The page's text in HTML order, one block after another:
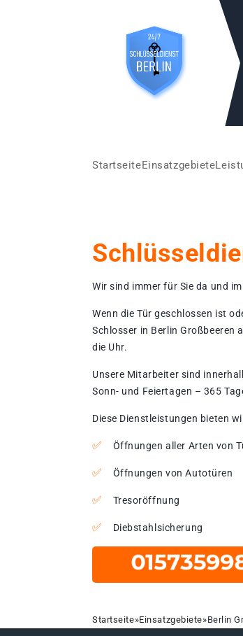
StartseiteEinsatzgebiete
Wir sind immer für Sie da und
Wenn die Tür geschlossen ist
Schlosser in Berlin Großbeeren
die Uhr.
Unsere Mitarbeiter sind
Sonn- und Feiertagen – 365
Diese Dienstleistungen bieten
Öffnungen aller Arten von
Öffnungen von Autotüren
Tresoröffnung
Diebstahlsicherung
Startseite»Einsatzgebiete»Berlin